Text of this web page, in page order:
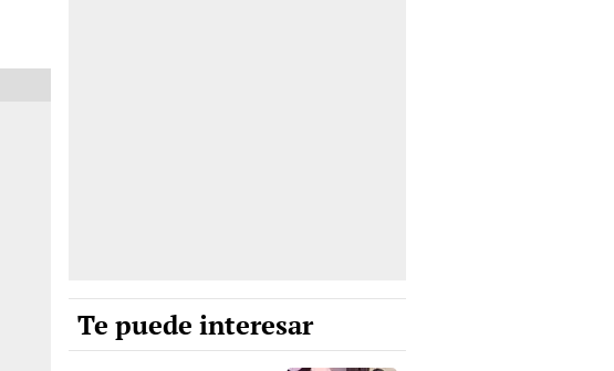
Te puede interesar